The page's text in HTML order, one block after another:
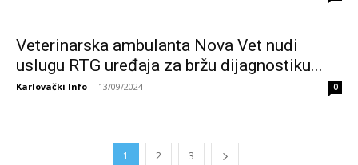
Veterinarska ambulanta Nova Vet nudi
uslugu RTG uređaja za bržu dijagnostiku...
Karlovački Info - 13/09/2024 0
1 2 3